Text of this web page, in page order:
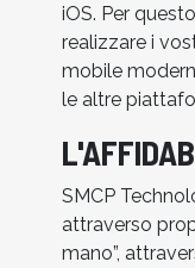
iOS. Per
realizzare i
mobile
le altre
SMCP
attraverso
mano”,